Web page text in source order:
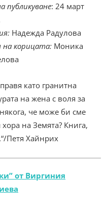
публикуване: 24 март
Надежда Радулова
на корицата: Моника
като гранитна
на жена с воля за
че може би сме
на Земята? Книга,
Петя Хайнрих
от Виргиния